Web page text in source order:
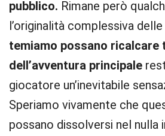
pubblico. Rimane però
l’originalità complessiva
temiamo possano ricalcare
dell’avventura principale
giocatore un’inevitabile
Speriamo vivamente che
possano dissolversi nel nulla